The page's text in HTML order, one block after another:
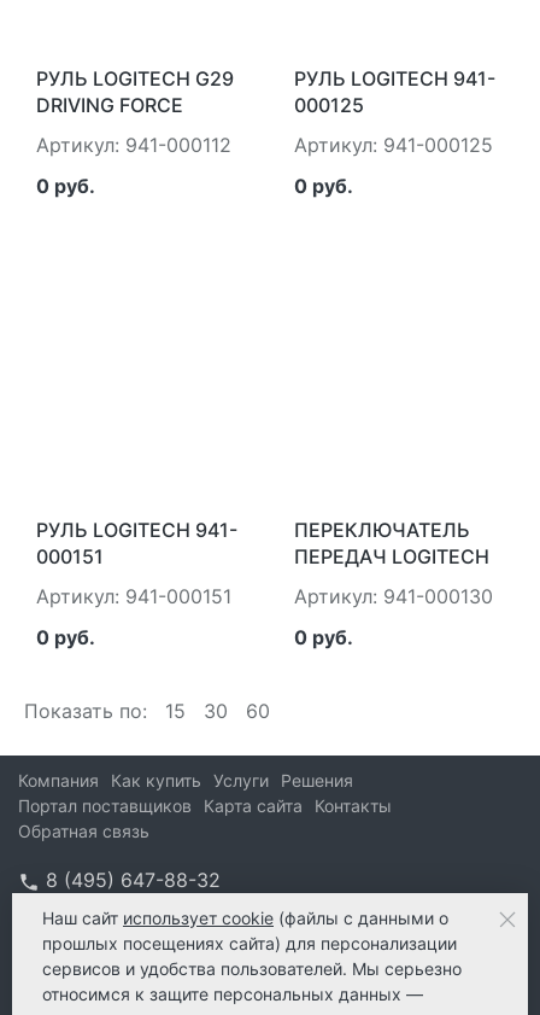
РУЛЬ LOGITECH G29
DRIVING FORCE
Артикул: 941-000112
0 руб.
РУЛЬ LOGITECH 941-
000125
Артикул: 941-000125
0 руб.
РУЛЬ LOGITECH 941-
000151
Артикул: 941-000151
0 руб.
ПЕРЕКЛЮЧАТЕЛЬ
ПЕРЕДАЧ LOGITECH
DRIVING FORCE
SHIFTER (941-000130)
Артикул: 941-000130
0 руб.
Показать по: 15 30 60
Компания Как купить Услуги
Решения
Портал поставщиков
Карта сайта
Контакты
Обратная связь
8 (495) 647-88-32
info@kform.ru
info@kform.ru
e-mail
Наш сайт использует cookie (файлы с данными о
прошлых посещениях сайта) для персонализации
сервисов и удобства пользователей. Мы серьезно
относимся к защите персональных данных —